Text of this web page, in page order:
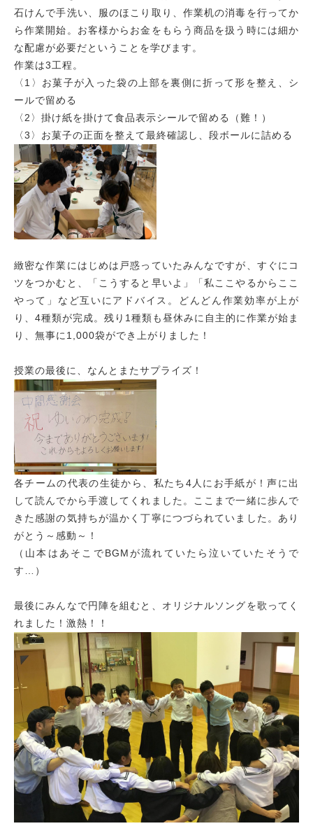
石けんで手洗い、服のほこり取り、作業机の消毒を行ってか
ら作業開始。お客様からお金をもらう商品を扱う時には細か
な配慮が必要だということを学びます。
作業は3工程。
〈1〉お菓子が入った袋の上部を裏側に折って形を整え、シ
ールで留める
〈2〉掛け紙を掛けて食品表示シールで留める（難！）
〈3〉お菓子の正面を整えて最終確認し、段ボールに詰める
緻密な作業にはじめは戸惑っていたみんなですが、すぐにコ
ツをつかむと、「こうすると早いよ」「私ここやるからここ
やって」など互いにアドバイス。どんどん作業効率が上が
り、4種類が完成。残り1種類も昼休みに自主的に作業が始ま
り、無事に1,000袋ができ上がりました！
授業の最後に、なんとまたサプライズ！
各チームの代表の生徒から、私たち4人にお手紙が！声に出
して読んでから手渡してくれました。ここまで一緒に歩んで
きた感謝の気持ちが温かく丁寧につづられていました。あり
がとう～感動～！
（山本はあそこでBGMが流れていたら泣いていたそうで
す…）
最後にみんなで円陣を組むと、オリジナルソングを歌ってく
れました！激熱！！